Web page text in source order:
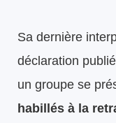
Sa dernière
déclaration
un groupe se
habillés à la